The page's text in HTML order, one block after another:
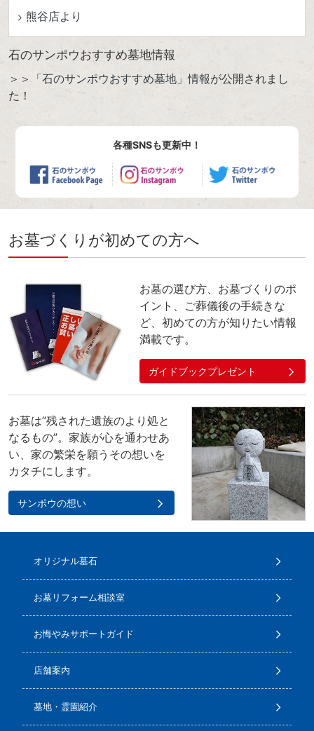
熊谷店より
石のサンポウおすすめ墓地情報
＞＞「石のサンポウおすすめ墓地」情報が公開されまし
た！
各種SNSも更新中！
お墓づくりが初めての方へ
お墓の選び方、お墓づくりのポ
イント、ご葬儀後の手続きな
ど、初めての方が知りたい情報
満載です。
ガイドブックプレゼント
お墓は”残された遺族のより処と
なるもの”。家族が心を通わせあ
い、家の繁栄を願うその想いを
カタチにします。
サンポウの想い
オリジナル墓石
お墓リフォーム相談室
お悔やみサポートガイド
店舗案内
墓地・霊園紹介